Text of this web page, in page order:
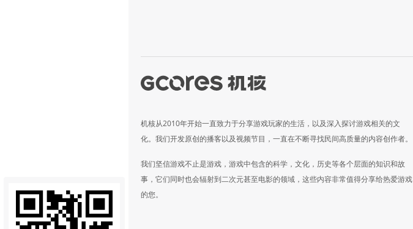
机核从2010年开始一直致力于分享游戏玩家的生活，以及深入探讨游戏相关的文
化。我们开发原创的播客以及视频节目，一直在不断寻找民间高质量的内容创作者。
我们坚信游戏不止是游戏，游戏中包含的科学，文化，历史等各个层面的知识和故
事，它们同时也会辐射到二次元甚至电影的领域，这些内容非常值得分享给热爱游戏
的您。